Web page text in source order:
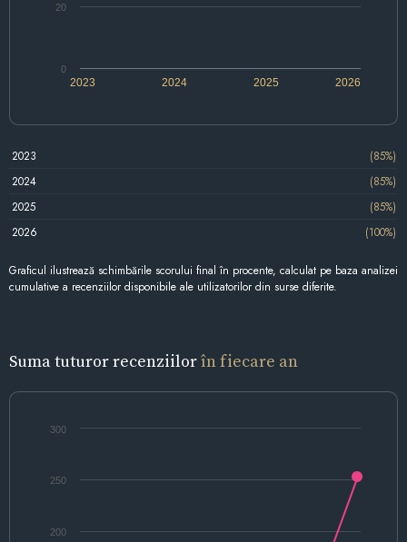
2024 2026
2023 2025
0
20
2023
(85%)
2024
(85%)
2025
(85%)
2026
(100%)
Graficul ilustrează schimbările scorului final în procente, calculat pe baza analizei
cumulative a recenziilor disponibile ale utilizatorilor din surse diferite.
Suma tuturor recenziilorîn fiecare an
200
250
300